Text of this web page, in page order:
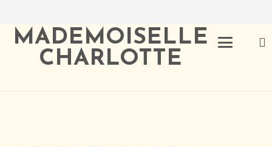
MADEMOISELLE
CHARLOTTE